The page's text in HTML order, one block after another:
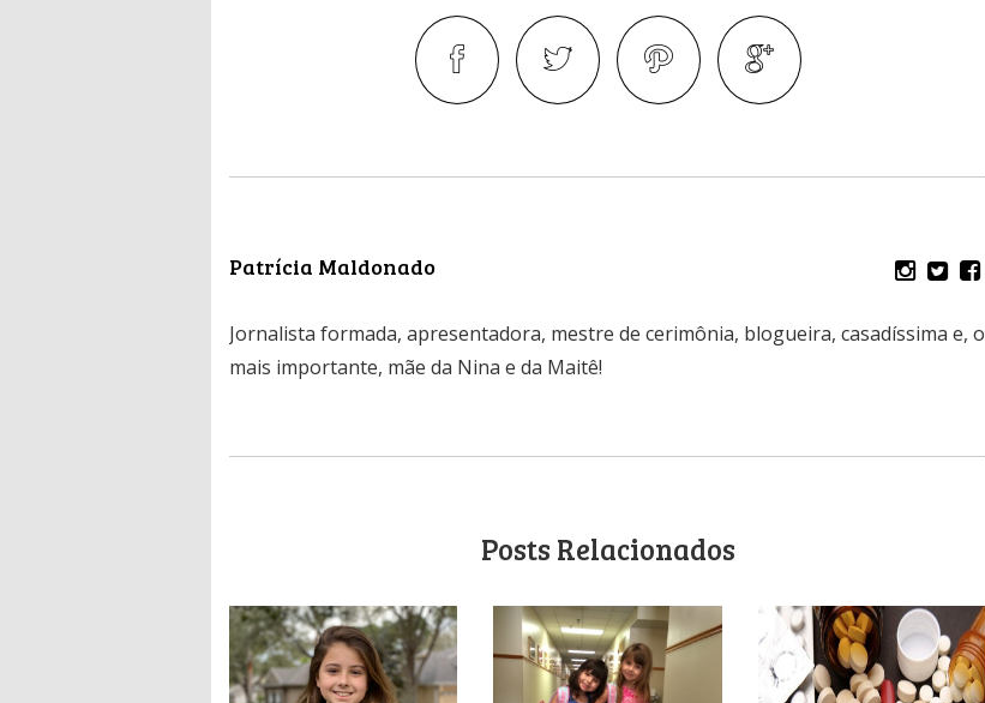
Patrícia Maldonado
Jornalista formada, apresentadora, mestre de cerimônia, blogueira, casadíssima e, o
mais importante, mãe da Nina e da Maitê!
Posts Relacionados